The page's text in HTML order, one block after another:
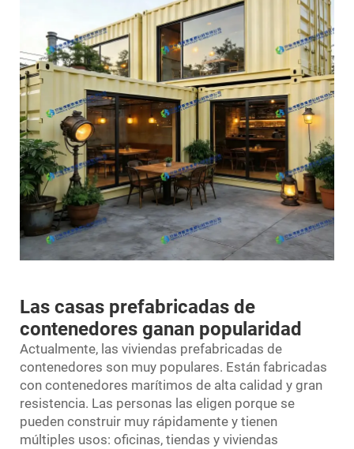
Las casas prefabricadas de
contenedores ganan popularidad
Actualmente, las viviendas prefabricadas de
contenedores son muy populares. Están fabricadas
con contenedores marítimos de alta calidad y gran
resistencia. Las personas las eligen porque se
pueden construir muy rápidamente y tienen
múltiples usos: oficinas, tiendas y viviendas